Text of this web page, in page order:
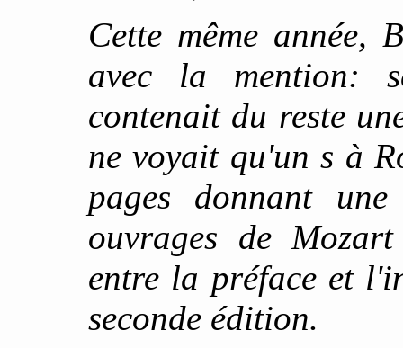
Cette même
avec la mention:
contenait du reste
ne voyait qu'un s à
pages donnant
ouvrages de
entre la préface et
seconde édition.